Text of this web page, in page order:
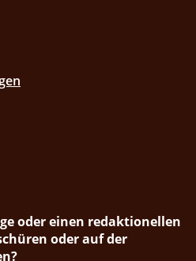
oder einen redaktionellen
oder auf der